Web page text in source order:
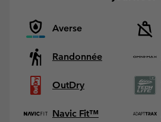
Averse
Randonnée
OutDry
Navic Fit™